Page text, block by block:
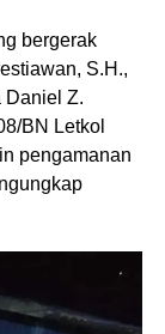
bergerak
S.H.,
Daniel Z.
BN Letkol
pengamanan